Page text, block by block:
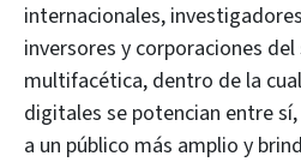
internacionales,
inversores y corporaciones
multifacética, dentro de la
digitales se potencian entre
a un público más amplio y